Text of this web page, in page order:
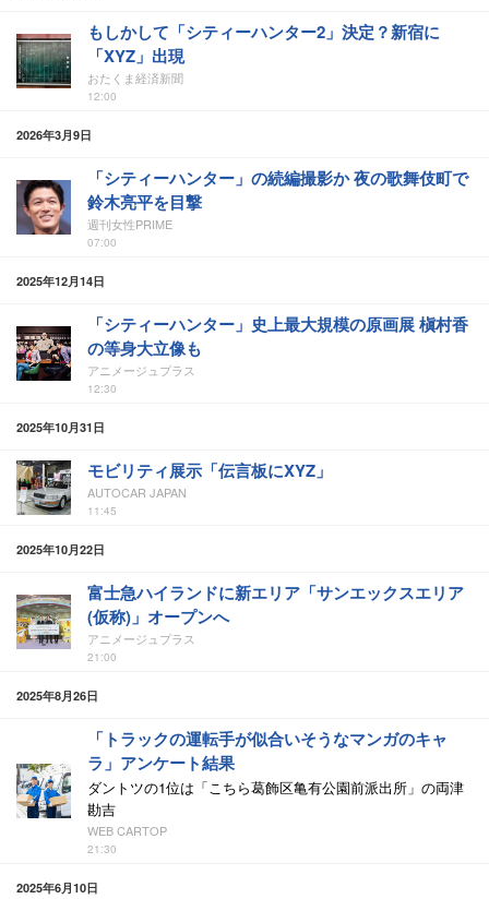
もしかして「シティーハンター2」決定？新宿に
「XYZ」出現
おたくま経済新聞
12:00
2026年3月9日
「シティーハンター」の続編撮影か 夜の歌舞伎町で
鈴木亮平を目撃
週刊女性PRIME
07:00
2025年12月14日
「シティーハンター」史上最大規模の原画展 槇村香
の等身大立像も
アニメージュプラス
12:30
2025年10月31日
モビリティ展示「伝言板にXYZ」
AUTOCAR JAPAN
11:45
2025年10月22日
富士急ハイランドに新エリア「サンエックスエリア
(仮称)」オープンへ
アニメージュプラス
21:00
2025年8月26日
「トラックの運転手が似合いそうなマンガのキャ
ラ」アンケート結果
ダントツの1位は「こちら葛飾区亀有公園前派出所」の両津
勘吉
WEB CARTOP
21:30
2025年6月10日